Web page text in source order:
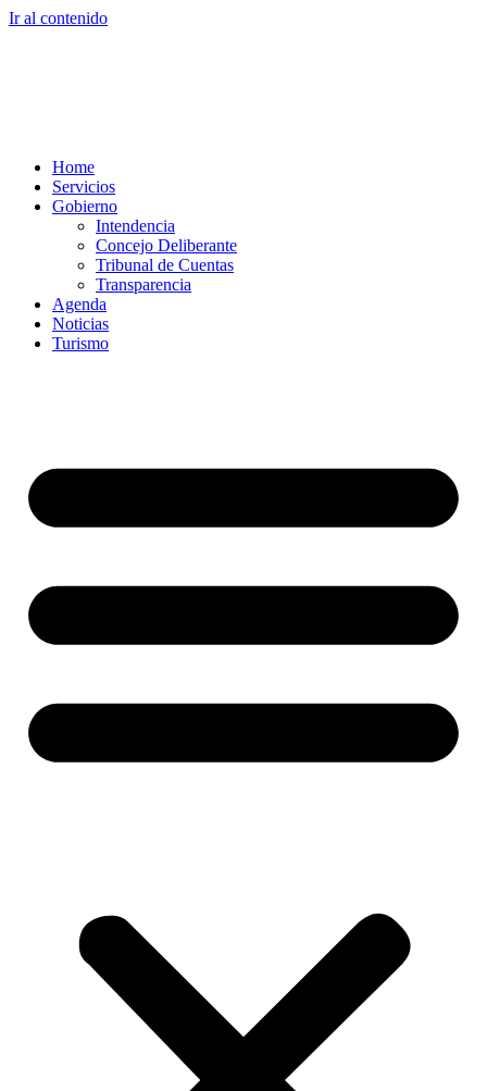
Ir al contenido
Home
Servicios
Gobierno
Intendencia
Concejo Deliberante
Tribunal de Cuentas
Transparencia
Agenda
Noticias
Turismo